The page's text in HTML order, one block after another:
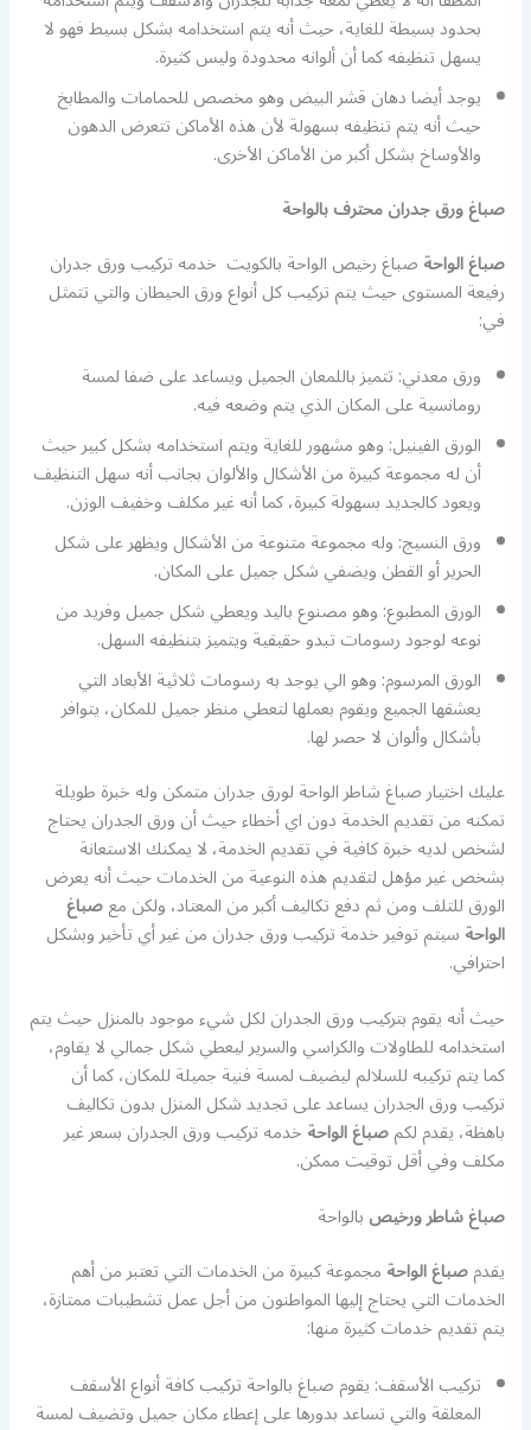
بحدود بسيطة للغاية، حيث أنه يتم استخدامه بشكل بسيط فهو لا
يسهل تنظيفه كما أن ألوانه محدودة وليس كثيرة.
يوجد أيضا دهان قشر البيض وهو مخصص للحمامات والمطابخ
حيث أنه يتم تنظيفه بسهولة لأن هذه الأماكن تتعرض الدهون
والأوساخ بشكل أكبر من الأماكن الأخرى.
صباغ ورق جدران محترف بالواحة
صباغ الواحةصباغ رخيص الواحة بالكويت خدمه تركيب ورق جدران
رفيعة المستوى حيث يتم تركيب كل أنواع ورق الحيطان والتي تتمثل
في:
ورق معدني: تتميز باللمعان الجميل ويساعد على ضفا لمسة
رومانسية على المكان الذي يتم وضعه فيه.
الورق الفينيل: وهو مشهور للغاية ويتم استخدامه بشكل كبير حيث
أن له مجموعة كبيرة من الأشكال والألوان بجانب أنه سهل التنظيف
ويعود كالجديد بسهولة كبيرة، كما أنه غير مكلف وخفيف الوزن.
ورق النسيج: وله مجموعة متنوعة من الأشكال ويظهر على شكل
الحرير أو القطن ويضفي شكل جميل على المكان.
الورق المطبوع: وهو مصنوع باليد ويعطي شكل جميل وفريد من
نوعه لوجود رسومات تبدو حقيقية ويتميز بتنظيفه السهل.
الورق المرسوم: وهو الي يوجد به رسومات ثلاثية الأبعاد التي
يعشقها الجميع ويقوم بعملها لتعطي منظر جميل للمكان، يتوافر
بأشكال وألوان لا حصر لها.
عليك اختيار صباغ شاطر الواحة لورق جدران متمكن وله خبرة طويلة
تمكنه من تقديم الخدمة دون اي أخطاء حيث أن ورق الجدران يحتاج
لشخص لديه خبرة كافية في تقديم الخدمة، لا يمكنك الاستعانة
بشخص غير مؤهل لتقديم هذه النوعية من الخدمات حيث أنه يعرض
الورق للتلف ومن ثم دفع تكاليف أكبر من المعتاد، ولكن معصباغ
الواحةسيتم توفير خدمة تركيب ورق جدران من غير أي تأخير وبشكل
احترافي.
حيث أنه يقوم بتركيب ورق الجدران لكل شيء موجود بالمنزل حيث يتم
استخدامه للطاولات والكراسي والسرير ليعطي شكل جمالي لا يقاوم،
كما يتم تركيبه للسلالم ليضيف لمسة فنية جميلة للمكان، كما أن
تركيب ورق الجدران يساعد على تجديد شكل المنزل بدون تكاليف
باهظة، يقدم لكمصباغ الواحةخدمه تركيب ورق الجدران بسعر غير
مكلف وفي أقل توقيت ممكن.
صباغ شاطر ورخيصبالواحة
يقدمصباغ الواحةمجموعة كبيرة من الخدمات التي تعتبر من أهم
الخدمات التي يحتاج إليها المواطنون من أجل عمل تشطيبات ممتازة،
يتم تقديم خدمات كثيرة منها:
تركيب الأسقف: يقوم صباغ بالواحة تركيب كافة أنواع الأسقف
المعلقة والتي تساعد بدورها على إعطاء مكان جميل وتضيف لمسة